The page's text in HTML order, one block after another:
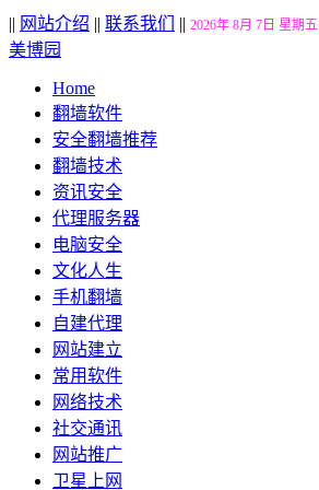
|| 网站介绍 || 联系我们 || 2026年 8月 7日 星期五
美博园
Home
翻墙软件
安全翻墙推荐
翻墙技术
资讯安全
代理服务器
电脑安全
文化人生
手机翻墙
自建代理
网站建立
常用软件
网络技术
社交通讯
网站推广
卫星上网